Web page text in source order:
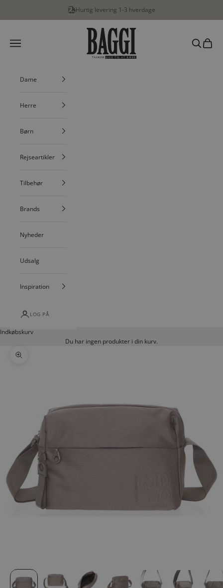
Hurtig levering 1-3 hverdage
BAGGI
Menu
Søg
Dame
Herre
Børn
Rejseartikler
Tilbehør
Brands
Nyheder
Udsalg
Inspiration
LOG PÅ
Indkøbskurv
Du har ingen produkter i din kurv.
Zoom